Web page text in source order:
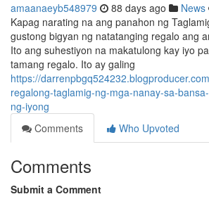
amaanaeyb548979 88 days ago News
Kapag narating na ang panahon ng
gustong bigyan ng natatanging regalo ang
Ito ang suhestiyon na makatulong kay iyo
tamang regalo. Ito ay galing
https://
regalong-taglamig-ng-mga-nanay-sa-
ng-iyong
Comments
Who Upvoted
Comments
Submit a Comment